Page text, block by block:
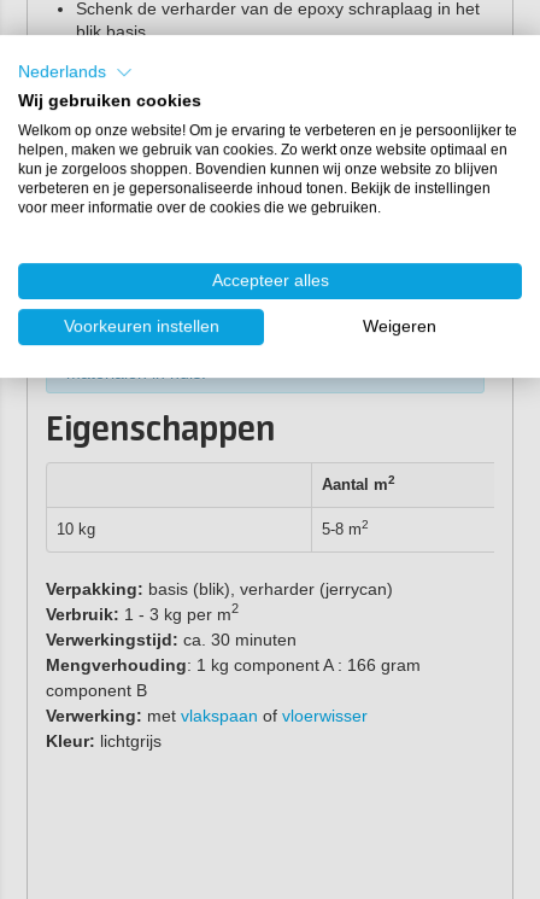
Schenk de verharder van de epoxy schraplaag in het
blik basis.
op een accuboormachine. Schraap goed langs de
bodem en randen van het blik.
Giet het gehele mengsel direct in banen over de vloer
uit voor een zo lang mogelijke verwerkingstijd.
Verdeel de epoxy schraplaag met een vloerwisser en
schraap de massa over de vloer.
verder werkt met eenvloersysteemnaar keuze.
Tip:vergeet niet om de juiste hulpmaterialen te
bestellen. Met hethulpmaterialenpakket voor
Eigenschappen
Aantal m2
10 kg 5-8 m2
Verpakking: basis (blik), verharder (jerrycan)
Verbruik: 1 - 3 kg per m2
Verwerkingstijd: ca. 30 minuten
Mengverhouding: 1 kg component A : 166 gram
component B
Verwerking: met vlakspaan of vloerwisser
Kleur: lichtgrijs
Nederlands
Wij gebruiken cookies
Welkom op onze website! Om je ervaring te verbeteren en je persoonlijker te
helpen, maken we gebruik van cookies. Zo werkt onze website optimaal en
kun je zorgeloos shoppen. Bovendien kunnen wij onze website zo blijven
verbeteren en je gepersonaliseerde inhoud tonen. Bekijk de instellingen
voor meer informatie over de cookies die we gebruiken.
Accepteer alles
Voorkeuren instellen Weigeren